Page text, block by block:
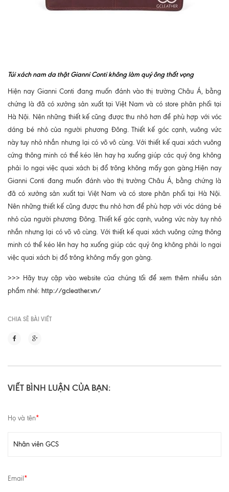
Túi xách nam da thật Gianni Conti không làm quý ông thất vọng
Hiện nay Gianni Conti đang muốn đánh vào thị trường Châu Á, bằng
chứng là đã có xưởng sản xuất tại Việt Nam và có store phân phối tại
Hà Nội. Nên những thiết kế cũng được thu nhỏ hơn để phù hợp với vóc
dáng bé nhỏ của người phương Đông. Thiết kế góc cạnh, vuông vức
này tuy nhỏ nhắn nhưng lại có võ vô cùng. Với thiết kế quai xách vuông
cứng thông minh có thể kéo lên hay hạ xuống giúp các quý ông không
phải lo ngại việc quai xách bị đổ trông không mấy gọn gàng.Hiện nay
Gianni Conti đang muốn đánh vào thị trường Châu Á, bằng chứng là
đã có xưởng sản xuất tại Việt Nam và có store phân phối tại Hà Nội.
Nên những thiết kế cũng được thu nhỏ hơn để phù hợp với vóc dáng bé
nhỏ của người phương Đông. Thiết kế góc cạnh, vuông vức này tuy nhỏ
nhắn nhưng lại có võ vô cùng. Với thiết kế quai xách vuông cứng thông
minh có thể kéo lên hay hạ xuống giúp các quý ông không phải lo ngại
việc quai xách bị đổ trông không mấy gọn gàng.
>>> Hãy truy cập vào website của chúng tối để xem thêm nhiều sản
phẩm nhé: http://gcleather.vn/
CHIA SẼ BÀI VIẾT
VIẾT BÌNH LUẬN CỦA BẠN:
Họ và tên*
Email *